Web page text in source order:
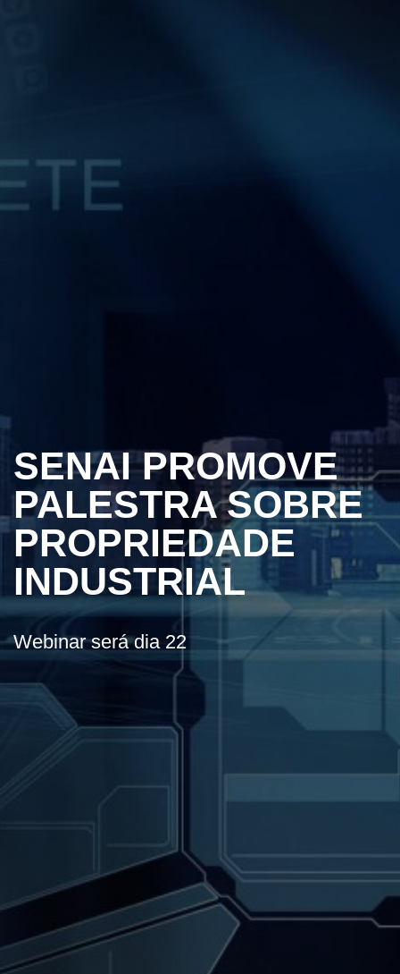
SENAI PROMOVE
PALESTRA SOBRE
PROPRIEDADE
INDUSTRIAL
Webinar será dia 22